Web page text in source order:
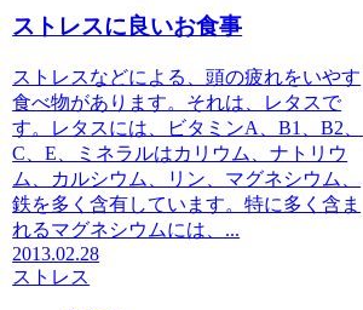
ストレスに良いお食事
ストレスなどによる、頭の疲れをいやす
食べ物があります。それは、レタスで
す。レタスには、ビタミンA、B1、B2、
C、E、ミネラルはカリウム、ナトリウ
ム、カルシウム、リン、マグネシウム、
鉄を多く含有しています。特に多く含ま
れるマグネシウムには、...
2013.02.28
ストレス